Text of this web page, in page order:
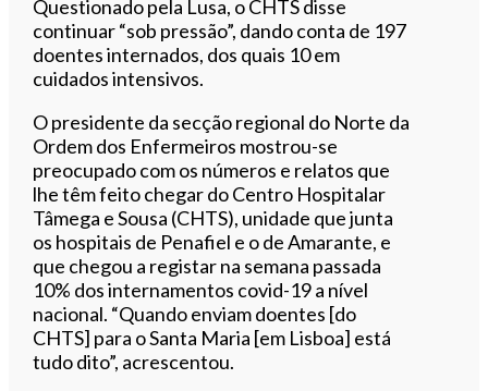
Questionado pela Lusa, o CHTS disse
continuar “sob pressão”, dando conta de 197
doentes internados, dos quais 10 em
cuidados intensivos.
O presidente da secção regional do Norte da
Ordem dos Enfermeiros mostrou-se
preocupado com os números e relatos que
lhe têm feito chegar do Centro Hospitalar
Tâmega e Sousa (CHTS), unidade que junta
os hospitais de Penafiel e o de Amarante, e
que chegou a registar na semana passada
10% dos internamentos covid-19 a nível
nacional. “Quando enviam doentes [do
CHTS] para o Santa Maria [em Lisboa] está
tudo dito”, acrescentou.